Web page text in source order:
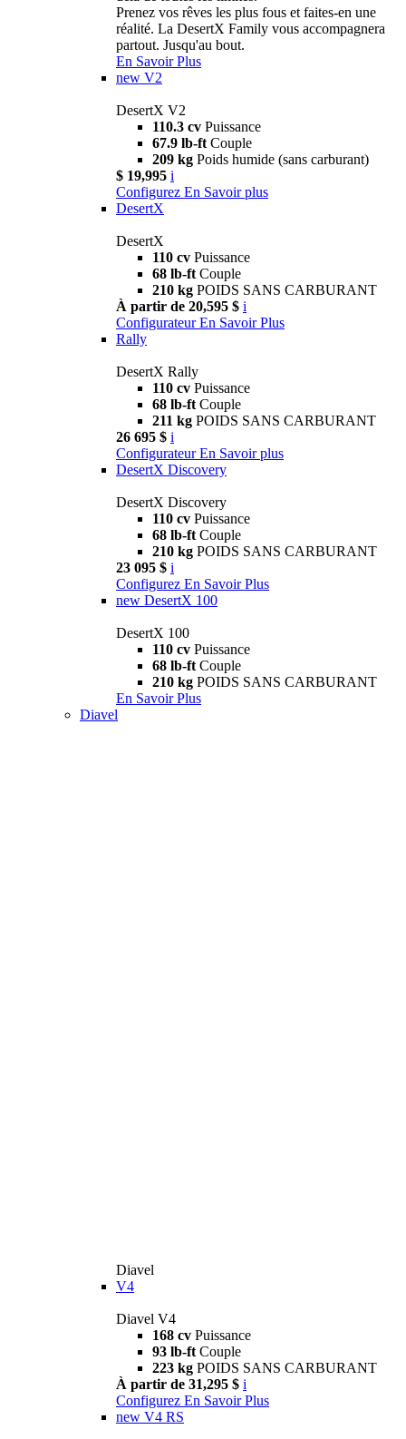
Prenez vos rêves les plus fous et faites-en une
réalité. La DesertX Family vous accompagnera
partout. Jusqu'au bout.
En Savoir Plus
new V2
DesertX V2
110.3 cv Puissance
67.9 lb-ft Couple
209 kg Poids humide (sans carburant)
$ 19,995 i
Configurez En Savoir plus
DesertX
DesertX
110 cv Puissance
68 lb-ft Couple
210 kg POIDS SANS CARBURANT
À partir de 20,595 $ i
Configurateur En Savoir Plus
Rally
DesertX Rally
110 cv Puissance
68 lb-ft Couple
211 kg POIDS SANS CARBURANT
26 695 $ i
Configurateur En Savoir plus
DesertX Discovery
DesertX Discovery
110 cv Puissance
68 lb-ft Couple
210 kg POIDS SANS CARBURANT
23 095 $ i
Configurez En Savoir Plus
new DesertX 100
DesertX 100
110 cv Puissance
68 lb-ft Couple
210 kg POIDS SANS CARBURANT
En Savoir Plus
Diavel
Diavel
V4
Diavel V4
168 cv Puissance
93 lb-ft Couple
223 kg POIDS SANS CARBURANT
À partir de 31,295 $ i
Configurez En Savoir Plus
new V4 RS